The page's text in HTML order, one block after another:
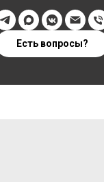
Есть вопросы?